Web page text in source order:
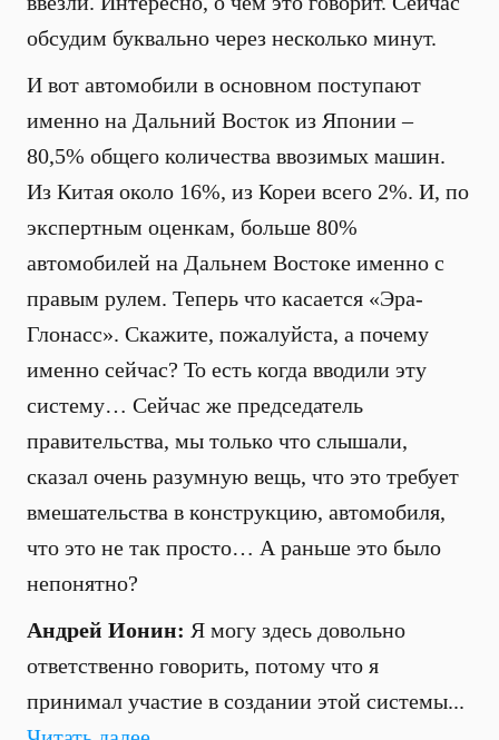
обсудим буквально через несколько минут.
И вот автомобили в основном поступают
именно на Дальний Восток из Японии –
80,5% общего количества ввозимых машин.
Из Китая около 16%, из Кореи всего 2%. И, по
экспертным оценкам, больше 80%
автомобилей на Дальнем Востоке именно с
правым рулем. Теперь что касается «Эра-
Глонасс». Скажите, пожалуйста, а почему
именно сейчас? То есть когда вводили эту
систему… Сейчас же председатель
правительства, мы только что слышали,
сказал очень разумную вещь, что это требует
вмешательства в конструкцию, автомобиля,
что это не так просто… А раньше это было
непонятно?
Андрей Ионин: Я могу здесь довольно
ответственно говорить, потому что я
принимал участие в создании этой системы...